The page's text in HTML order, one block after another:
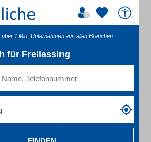
1 Mio. Unternehmen aus allen Branchen
für Freilassing